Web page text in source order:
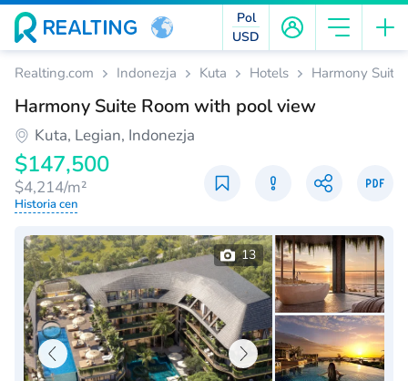
Pol
USD
Realting.com Indonezja Kuta Hotels Harmony
Harmony Suite Room with pool view
Kuta, Legian, Indonezja
$147,500
$4,214/m²
Historia cen
13